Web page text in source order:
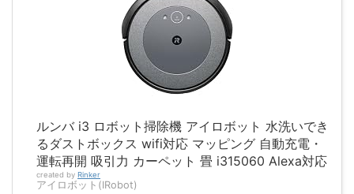
ルンバ i3 ロボット掃除機 アイロボット 水洗いでき
るダストボックス wifi対応 マッピング 自動充電・
運転再開 吸引力 カーペット 畳 i315060 Alexa対応
created by Rinker
アイロボット(IRobot)